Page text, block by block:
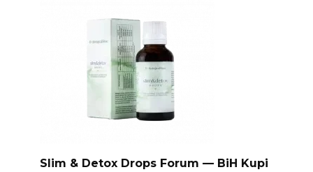
Slim & Detox Drops Forum — BiH Kupi